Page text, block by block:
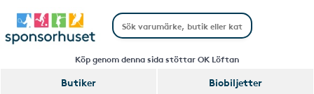
Köp genom denna sida stöttar OK Löftan
Butiker
Biobiljetter